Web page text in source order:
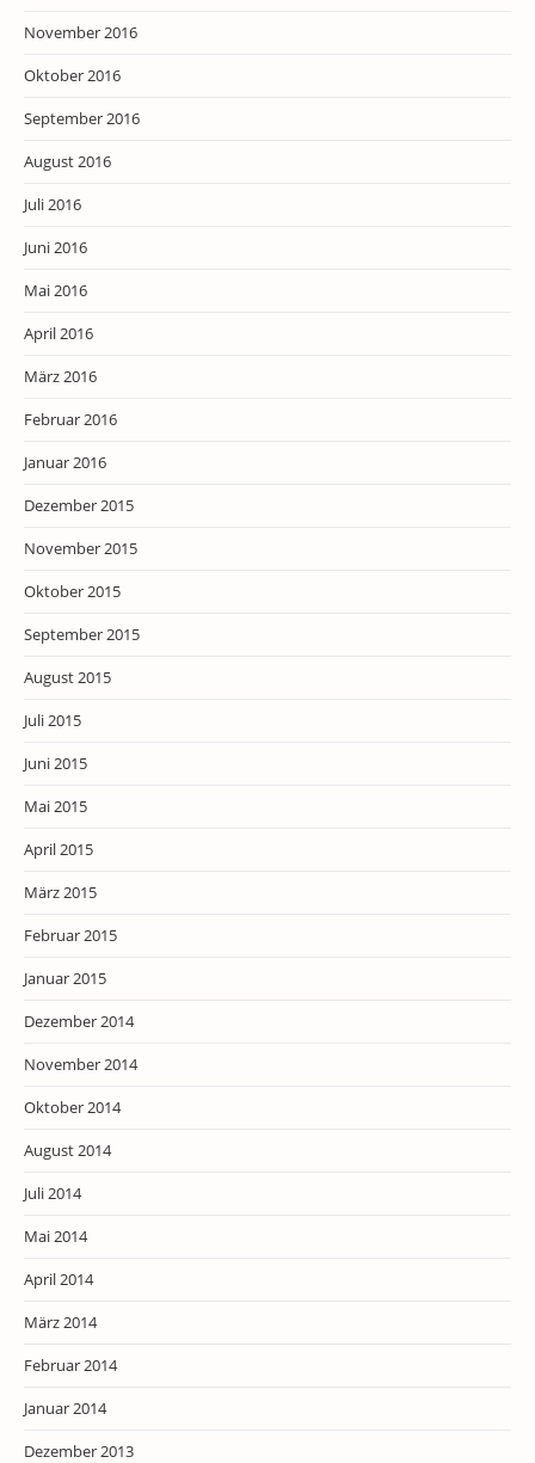
November 2016
Oktober 2016
September 2016
August 2016
Juli 2016
Juni 2016
Mai 2016
April 2016
März 2016
Februar 2016
Januar 2016
Dezember 2015
November 2015
Oktober 2015
September 2015
August 2015
Juli 2015
Juni 2015
Mai 2015
April 2015
März 2015
Februar 2015
Januar 2015
Dezember 2014
November 2014
Oktober 2014
August 2014
Juli 2014
Mai 2014
April 2014
März 2014
Februar 2014
Januar 2014
Dezember 2013